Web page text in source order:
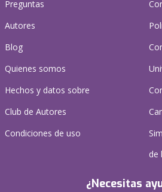
Preguntas
Autores
Blog
Quienes somos
Hechos y datos sobre
Club de Autores
Condiciones de uso
de
¿Necesitas